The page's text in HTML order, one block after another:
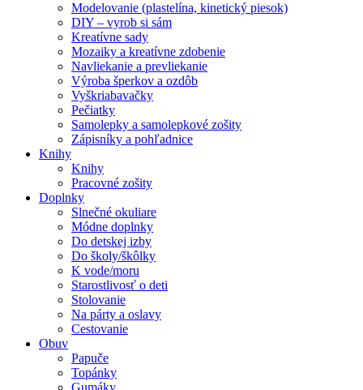
Modelovanie (plastelína, kinetický piesok)
DIY – vyrob si sám
Kreatívne sady
Mozaiky a kreatívne zdobenie
Navliekanie a prevliekanie
Výroba šperkov a ozdôb
Vyškriabavačky
Pečiatky
Samolepky a samolepkové zošity
Zápisníky a pohľadnice
Knihy
Knihy
Pracovné zošity
Doplnky
Slnečné okuliare
Módne doplnky
Do detskej izby
Do školy/škôlky
K vode/moru
Starostlivosť o deti
Stolovanie
Na párty a oslavy
Cestovanie
Obuv
Papuče
Topánky
Gumáky